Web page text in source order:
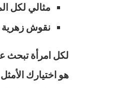
مثالي لكل
نقوش زهرية
لكل امرأة تبحث
هو اختيارك